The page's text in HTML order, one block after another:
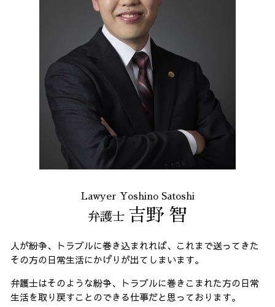
Lawyer Yoshino Satoshi
弁護士 吉野 智
人が紛争、トラブルに巻き込まれれば、これまで送ってきた
その方の日常生活にかげりが出てしまいます。
弁護士はそのような紛争、トラブルに巻きこまれた方の日常
生活を取り戻すことのできる仕事だと思っております。